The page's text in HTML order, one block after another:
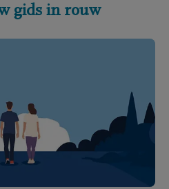
gids in rouw